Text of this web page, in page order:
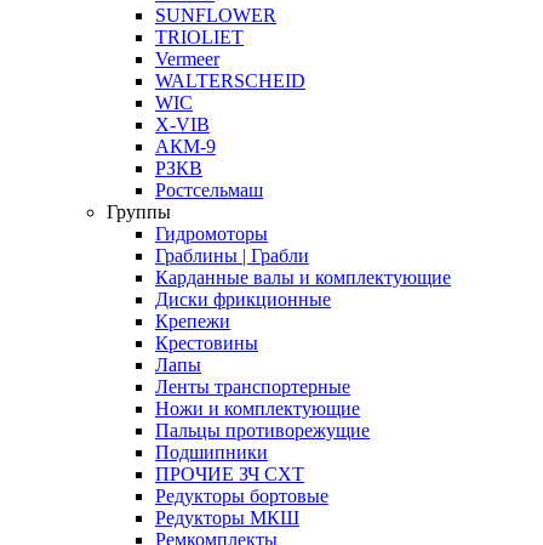
SUNFLOWER
TRIOLIET
Vermeer
WALTERSCHEID
WIC
X-VIB
АКМ-9
РЗКВ
Ростсельмаш
Группы
Гидромоторы
Граблины | Грабли
Карданные валы и комплектующие
Диски фрикционные
Крепежи
Крестовины
Лапы
Ленты транспортерные
Ножи и комплектующие
Пальцы противорежущие
Подшипники
ПРОЧИЕ ЗЧ СХТ
Редукторы бортовые
Редукторы МКШ
Ремкомплекты